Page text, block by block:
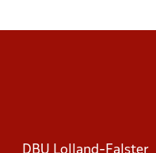
DBU Lolland-Falster